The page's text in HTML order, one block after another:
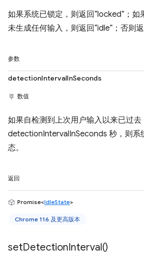
如果系统已锁定，则返回“locked”；如
未生成任何输入，则返回“idle”；否则返
参数
detectionIntervalInSeconds
数值
如果自检测到上次用户输入以来已过去
detectionIntervalInSeconds 秒，则系
态。
返回
Promise<IdleState>
Chrome 116 及更高版本
setDetectionInterval()